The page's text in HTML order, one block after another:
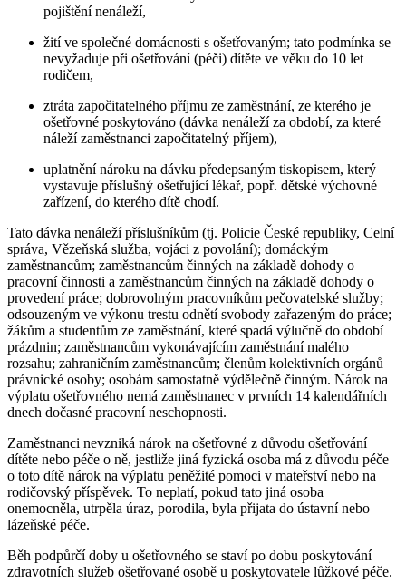
pojištění nenáleží,
žití ve společné domácnosti s ošetřovaným; tato podmínka se
nevyžaduje při ošetřování (péči) dítěte ve věku do 10 let
rodičem,
ztráta započitatelného příjmu ze zaměstnání, ze kterého je
ošetřovné poskytováno (dávka nenáleží za období, za které
náleží zaměstnanci započitatelný příjem),
uplatnění nároku na dávku předepsaným tiskopisem, který
vystavuje příslušný ošetřující lékař, popř. dětské výchovné
zařízení, do kterého dítě chodí.
Tato dávka nenáleží příslušníkům (tj. Policie České republiky, Celní
správa, Vězeňská služba, vojáci z povolání); domáckým
zaměstnancům; zaměstnancům činných na základě dohody o
pracovní činnosti a zaměstnancům činných na základě dohody o
provedení práce; dobrovolným pracovníkům pečovatelské služby;
odsouzeným ve výkonu trestu odnětí svobody zařazeným do práce;
žákům a studentům ze zaměstnání, které spadá výlučně do období
prázdnin; zaměstnancům vykonávajícím zaměstnání malého
rozsahu; zahraničním zaměstnancům; členům kolektivních orgánů
právnické osoby; osobám samostatně výdělečně činným. Nárok na
výplatu ošetřovného nemá zaměstnanec v prvních 14 kalendářních
dnech dočasné pracovní neschopnosti.
Zaměstnanci nevzniká nárok na ošetřovné z důvodu ošetřování
dítěte nebo péče o ně, jestliže jiná fyzická osoba má z důvodu péče
o toto dítě nárok na výplatu peněžité pomoci v mateřství nebo na
rodičovský příspěvek. To neplatí, pokud tato jiná osoba
onemocněla, utrpěla úraz, porodila, byla přijata do ústavní nebo
lázeňské péče.
Běh podpůrčí doby u ošetřovného se staví po dobu poskytování
zdravotních služeb ošetřované osobě u poskytovatele lůžkové péče.